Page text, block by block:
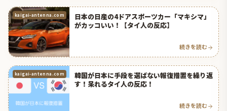
kaigai-antenna.com
日本の日産の4ドアスポーツカー「マキシマ」
がカッコいい！【タイ人の反応】
続きを読む
kaigai-antenna.com
韓国が日本に手段を選ばない報復措置を繰り返
す！呆れるタイ人の反応！
続きを読む